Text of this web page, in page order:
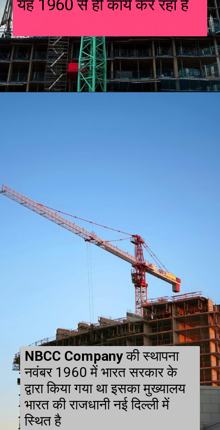
यह 1960 से ही कार्य कर रहा है
NBCC Companyकी स्थापना
नवंबर 1960 में भारत सरकार के
द्वारा किया गया था इसका मुख्यालय
भारत की राजधानी नई दिल्ली में
स्थित है